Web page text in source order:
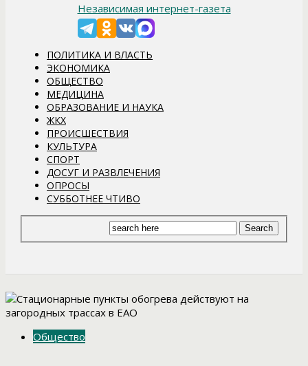
Независимая интернет-газета
ПОЛИТИКА И ВЛАСТЬ
ЭКОНОМИКА
ОБЩЕСТВО
МЕДИЦИНА
ОБРАЗОВАНИЕ И НАУКА
ЖКХ
ПРОИСШЕСТВИЯ
КУЛЬТУРА
СПОРТ
ДОСУГ И РАЗВЛЕЧЕНИЯ
ОПРОСЫ
СУББОТНЕЕ ЧТИВО
Общество